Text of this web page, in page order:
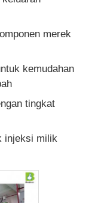
merek
kemudahan
tingkat
injeksi milik